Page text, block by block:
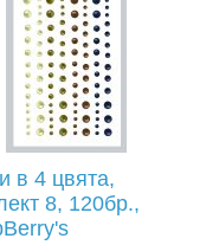
в 4 цвята,
8, 120бр.,